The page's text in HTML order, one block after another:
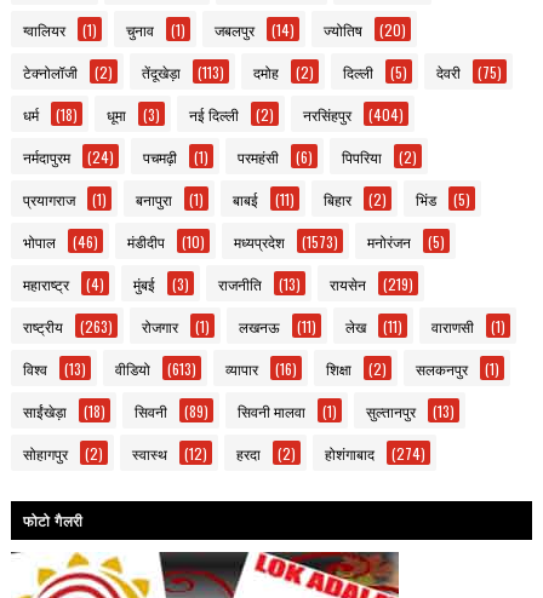
ग्वालियर (1) चुनाव (1) जबलपुर (14) ज्योतिष (20)
टेक्नोलॉजी (2) तेंदूखेड़ा (113) दमोह (2) दिल्ली (5) देवरी (75)
धर्म (18) धूमा (3) नई दिल्ली (2) नरसिंहपुर (404)
नर्मदापुरम (24) पचमढ़ी (1) परमहंसी (6) पिपरिया (2)
प्रयागराज (1) बनापुरा (1) बाबई (11) बिहार (2) भिंड (5)
भोपाल (46) मंडीदीप (10) मध्यप्रदेश (1573) मनोरंजन (5)
महाराष्ट्र (4) मुंबई (3) राजनीति (13) रायसेन (219)
राष्ट्रीय (263) रोजगार (1) लखनऊ (11) लेख (11) वाराणसी (1)
विश्व (13) वीडियो (613) व्यापार (16) शिक्षा (2) सलकनपुर (1)
साईंखेड़ा (18) सिवनी (89) सिवनी मालवा (1) सुल्तानपुर (13)
सोहागपुर (2) स्वास्थ (12) हरदा (2) होशंगाबाद (274)
फोटो गैलरी